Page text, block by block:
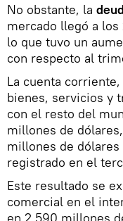
No obstante, la
mercado llegó a los
lo que tuvo un
con respecto al
La cuenta
bienes, servicios y
con el resto del
millones de
millones de
registrado en el
Este resultado se
comercial en el
en 2.590 millones